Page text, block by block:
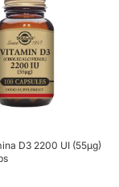
D3 2200 UI (55µg)